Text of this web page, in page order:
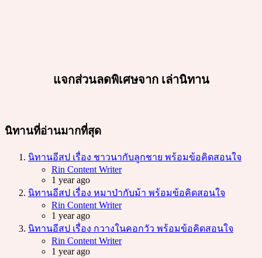
แจกส่วนลดพิเศษจาก เล่านิทาน
นิทานที่อ่านมากที่สุด
นิทานอีสป เรื่อง ชาวนากับลูกชาย พร้อมข้อคิดสอนใจ
Posted
Rin Content Writer
1 year ago
นิทานอีสป เรื่อง หมาป่ากับม้า พร้อมข้อคิดสอนใจ
Posted
Rin Content Writer
1 year ago
นิทานอีสป เรื่อง กวางในคอกวัว พร้อมข้อคิดสอนใจ
Posted
Rin Content Writer
1 year ago